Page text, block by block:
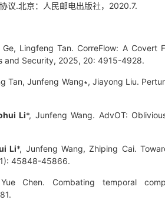
议.北京：人民邮电出版社，2020.7.
Lingfeng Tan. CorreFlow: A
and Security, 2025, 20: 4915-4928.
Tan, Junfeng Wang∗, Jiayong Liu.
Li*, Junfeng Wang. AdvOT:
Li*, Junfeng Wang, Zhiping Cai.
45848-45866.
Chen. Combating temporal